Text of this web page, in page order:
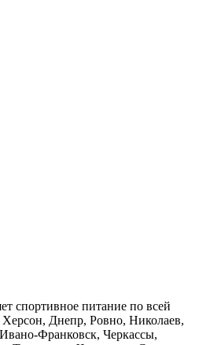
спортивное питание по всей
Днепр, Ровно, Николаев,
Франковск, Черкассы,